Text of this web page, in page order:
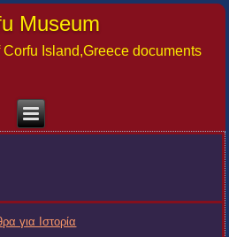
Museum
Island,Greece documents
για Ιστορία